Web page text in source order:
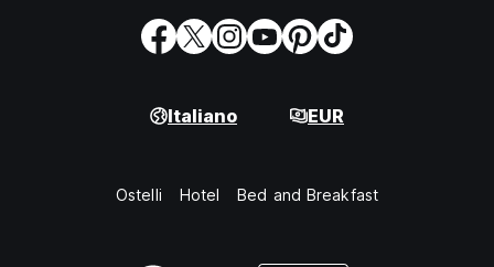
Italiano EUR
Ostelli Hotel Bed and Breakfast